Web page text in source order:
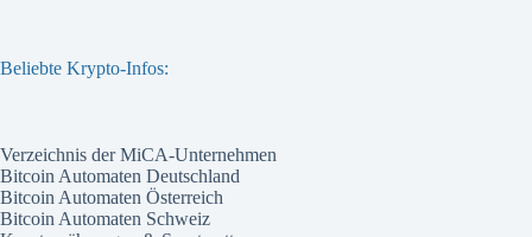
Beliebte Krypto-Infos:
Verzeichnis der MiCA-Unternehmen
Bitcoin Automaten Deutschland
Bitcoin Automaten Österreich
Bitcoin Automaten Schweiz